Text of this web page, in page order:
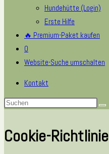
Hundehütte (Login)
Erste Hilfe
🔥 Premium-Paket kaufen
0
Website-Suche umschalten
Kontakt
Cookie-Richtlinie